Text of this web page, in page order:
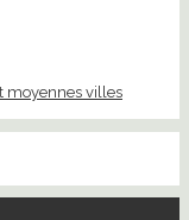
moyennes villes